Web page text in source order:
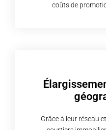
coûts de
Grâce à leur réseau